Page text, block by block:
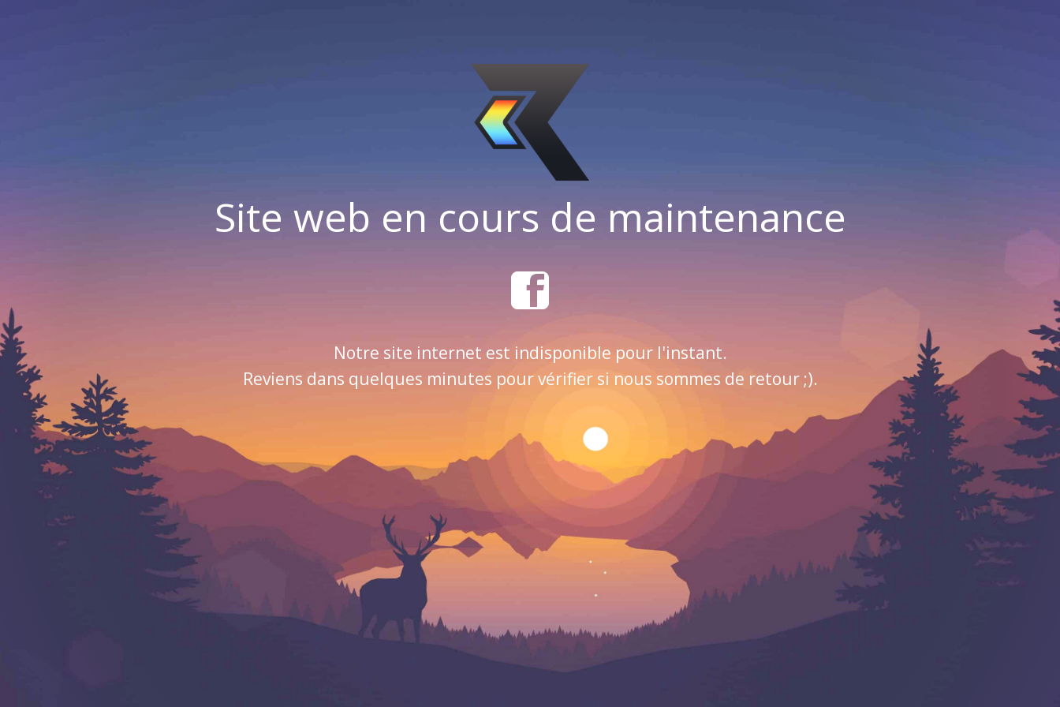
Site web en cours de maintenance
Notre site internet est indisponible pour l'instant.
Reviens dans quelques minutes pour vérifier si nous sommes de retour ;).